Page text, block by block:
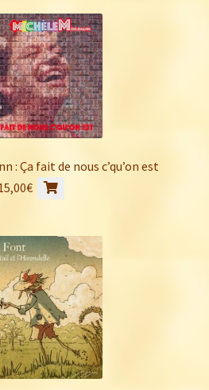
: Ça fait de nous c’qu’on est
€